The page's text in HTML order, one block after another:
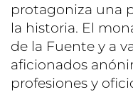
protagoniza una
la historia. El
de la Fuente y a
aficionados
profesiones y